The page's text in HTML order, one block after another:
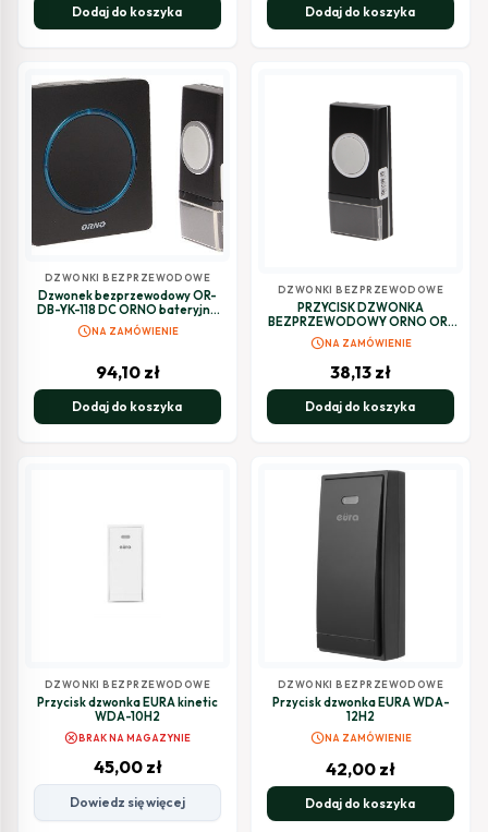
Dodaj do koszyka Dodaj do koszyka
DZWONKI BEZPRZEWODOWE
Dzwonek bezprzewodowy OR-
DB-YK-118 DC ORNO bateryjny
OPERA
scheduleNA ZAMÓWIENIE
94,10 zł
Dodaj do koszyka
DZWONKI BEZPRZEWODOWE
PRZYCISK DZWONKA
BEZPRZEWODOWY ORNO OR-
DB-YK-117PD (YK-117 i YK-118)
scheduleNA ZAMÓWIENIE
38,13 zł
Dodaj do koszyka
DZWONKI BEZPRZEWODOWE
Przycisk dzwonka EURA kinetic
WDA-10H2
cancelBRAK NA MAGAZYNIE
45,00 zł
Dowiedz się więcej
DZWONKI BEZPRZEWODOWE
Przycisk dzwonka EURA WDA-
12H2
scheduleNA ZAMÓWIENIE
42,00 zł
Dodaj do koszyka